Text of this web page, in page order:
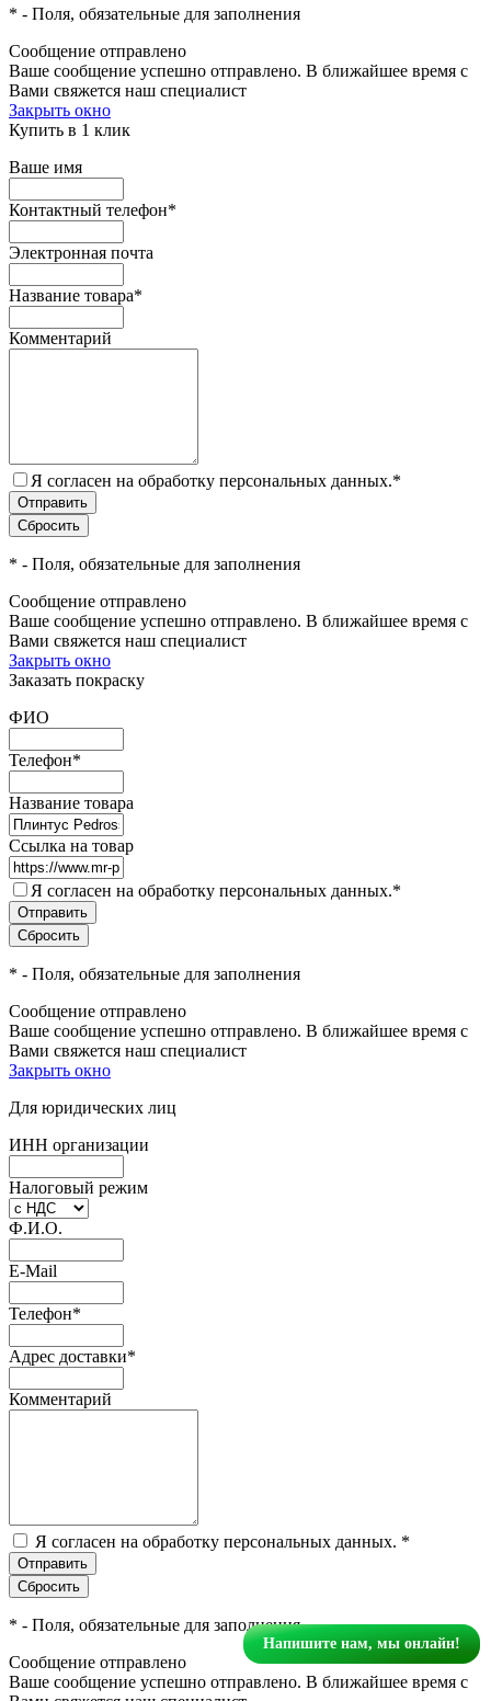
* - Поля, обязательные для заполнения
Сообщение отправлено
Ваше сообщение успешно отправлено. В ближайшее время с
Вами свяжется наш специалист
Закрыть окно
Купить в 1 клик
Ваше имя
Контактный телефон*
Электронная почта
Название товара*
Комментарий
Я согласен на обработку персональных данных.*
* - Поля, обязательные для заполнения
Сообщение отправлено
Ваше сообщение успешно отправлено. В ближайшее время с
Вами свяжется наш специалист
Закрыть окно
Заказать покраску
ФИО
Телефон*
Название товара
Ссылка на товар
Я согласен на обработку персональных данных.*
* - Поля, обязательные для заполнения
Сообщение отправлено
Ваше сообщение успешно отправлено. В ближайшее время с
Вами свяжется наш специалист
Закрыть окно
Для юридических лиц
ИНН организации
Налоговый режим
Ф.И.О.
E-Mail
Телефон*
Адрес доставки*
Комментарий
Я согласен на обработку персональных данных. *
* - Поля, обязательные для заполнения
Сообщение отправлено
Ваше сообщение успешно отправлено. В ближайшее время с
Напишите нам, мы онлайн!